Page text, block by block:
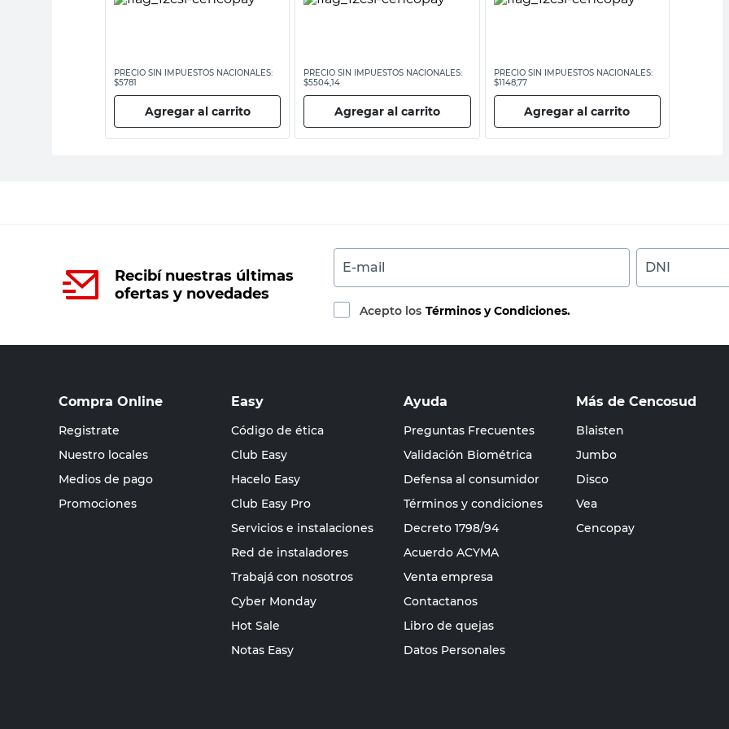
PRECIO SIN IMPUESTOS NACIONALES:
$5781
Agregar al carrito
PRECIO SIN IMPUESTOS NACIONALES:
$5504,14
Agregar al carrito
PRECIO SIN IMPUESTOS NACIONALES:
$1148,77
Agregar al carrito
Recibí nuestras últimas
ofertas y novedades
E-mail DNI
Acepto los Términos y Condiciones.
Compra Online
Registrate
Nuestro locales
Medios de pago
Promociones
Easy
Código de ética
Club Easy
Hacelo Easy
Club Easy Pro
Servicios e instalaciones
Red de instaladores
Trabajá con nosotros
Cyber Monday
Hot Sale
Notas Easy
Ayuda
Preguntas Frecuentes
Validación Biométrica
Defensa al consumidor
Términos y condiciones
Decreto 1798/94
Acuerdo ACYMA
Venta empresa
Contactanos
Libro de quejas
Datos Personales
Más de Cencosud
Blaisten
Jumbo
Disco
Vea
Cencopay